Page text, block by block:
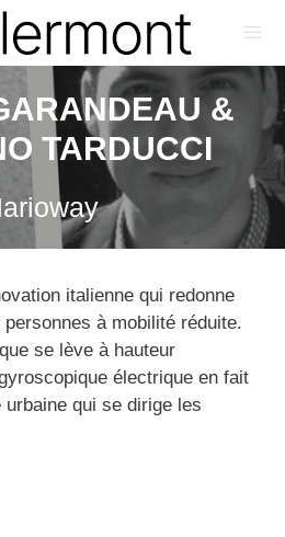
&
TARDUCCI
italienne qui redonne
à mobilité réduite.
se lève à hauteur
électrique en fait
qui se dirige les